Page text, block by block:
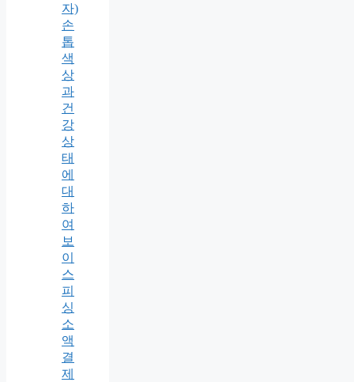
자)
손
톱
색
상
과
건
강
상
태
에
대
하
여
보
이
스
피
싱
소
액
결
제